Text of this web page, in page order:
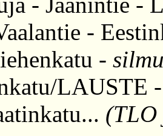
-
-
LAUSTE -